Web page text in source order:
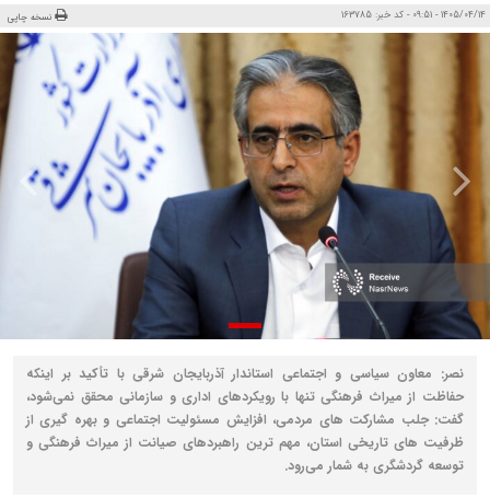
1405/04/14 - 09:51 - کد خبر: 163785 نسخه چاپی
نصر: معاون سیاسی و اجتماعی استاندار آذربایجان شرقی با تأکید بر اینکه
حفاظت از میراث فرهنگی تنها با رویکردهای اداری و سازمانی محقق نمی‌شود،
گفت: جلب مشارکت‌ های مردمی، افزایش مسئولیت اجتماعی و بهره‌ گیری از
ظرفیت‌ های تاریخی استان، مهم‌ ترین راهبردهای صیانت از میراث فرهنگی و
توسعه گردشگری به شمار می‌رود.